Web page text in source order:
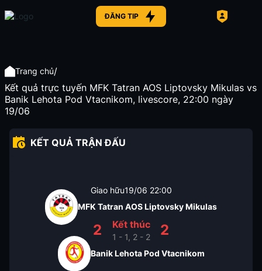
ĐĂNG TIP
Trang chủ/
Kết quả trực tuyến MFK Tatran AOS Liptovsky Mikulas vs
Banik Lehota Pod Vtacnikom, livescore, 22:00 ngày
19/06
KẾT QUẢ TRẬN ĐẤU
Giao hữu19/06 22:00
MFK Tatran AOS Liptovsky Mikulas
2 Kết thúc
1 - 1, 2 - 2 2
Banik Lehota Pod Vtacnikom